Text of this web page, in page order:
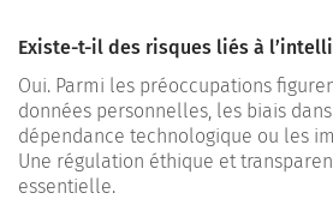
Existe-t-il des risques liés à
Oui. Parmi les préoccupations
données personnelles, les biais
dépendance technologique ou les
Une régulation éthique et
essentielle.